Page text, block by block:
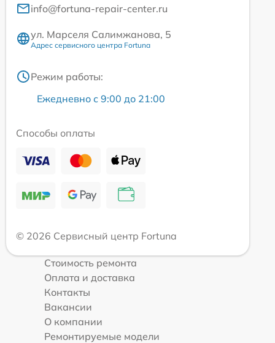
info@fortuna-repair-center.ru
ул. Марселя Салимжанова, 5
Адрес сервисного центра Fortuna
Режим работы:
Ежедневно с 9:00 до 21:00
Способы оплаты
© 2026 Сервисный центр Fortuna
Стоимость ремонта
Оплата и доставка
Контакты
Вакансии
О компании
Ремонтируемые модели